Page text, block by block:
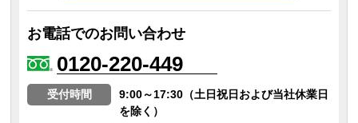
お電話でのお問い合わせ
0120-220-449
受付時間
9:00～17:30（土日祝日および当社休業日
を除く）